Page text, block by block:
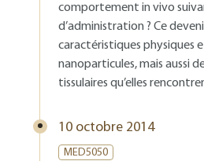
comportement in vivo
d’administration ? Ce
caractéristiques physiques
nanoparticules, mais aussi
tissulaires qu’elles
10 octobre 2014
MED5050